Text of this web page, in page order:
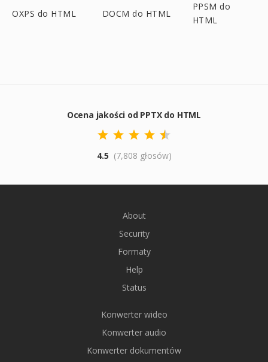
OXPS do HTML DOCM do HTML
PPSM do
HTML
Ocena jakości od PPTX do HTML
4.5 (7,808 głosów)
About
Security
Formaty
Help
Status
Konwerter wideo
Konwerter audio
Konwerter dokumentów